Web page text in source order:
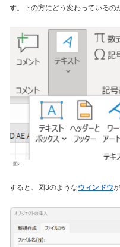
す。下の方にどう変わっているの
図2
すると、図3のようなウィンドウ